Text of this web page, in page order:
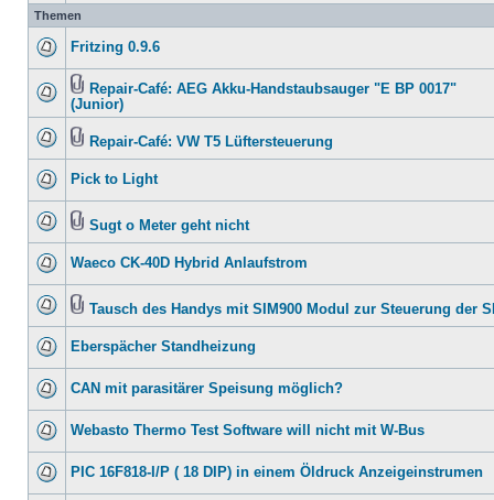
Themen
Fritzing 0.9.6
Repair-Café: AEG Akku-Handstaubsauger "E BP 0017"
(Junior)
Repair-Café: VW T5 Lüftersteuerung
Pick to Light
Sugt o Meter geht nicht
Waeco CK-40D Hybrid Anlaufstrom
Tausch des Handys mit SIM900 Modul zur Steuerung der
Eberspächer Standheizung
CAN mit parasitärer Speisung möglich?
Webasto Thermo Test Software will nicht mit W-Bus
PIC 16F818-I/P ( 18 DIP) in einem Öldruck Anzeigeinstrumen